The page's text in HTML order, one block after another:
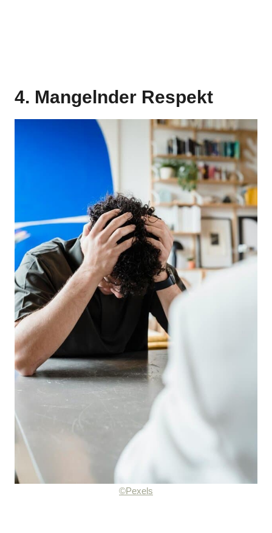
4. Mangelnder Respekt
©Pexels